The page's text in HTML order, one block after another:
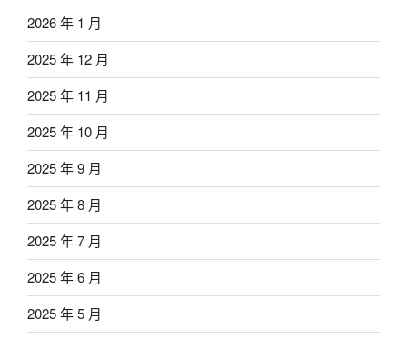
2026 年 1 月
2025 年 12 月
2025 年 11 月
2025 年 10 月
2025 年 9 月
2025 年 8 月
2025 年 7 月
2025 年 6 月
2025 年 5 月